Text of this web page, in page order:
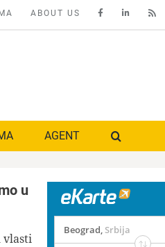
ABOUT US
AGENT
u
vlasti
Beograd, Srbija